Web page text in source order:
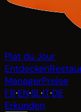
Plat du Jour
Entdecken
ManagerPreise
FR·EN·SL·IT·DE
Erkunden